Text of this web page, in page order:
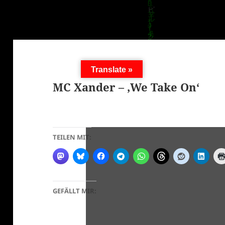
MC Xander – ‚We Take On‘
TEILEN MIT:
GEFÄLLT MIR:
Translate »